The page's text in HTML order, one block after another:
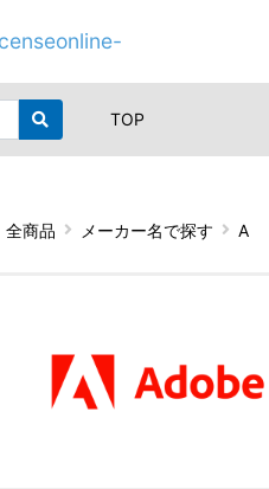
TOP
全商品 メーカー名で探す A